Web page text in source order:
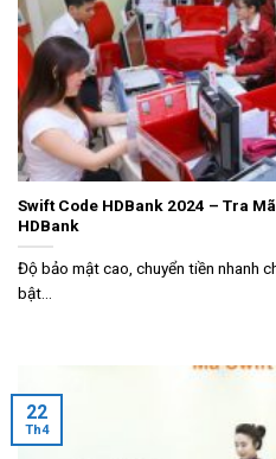
Swift Code HDBank 2024 – Tra
HDBank
Độ bảo mật cao, chuyển tiền nhanh
bật...
22
Th4